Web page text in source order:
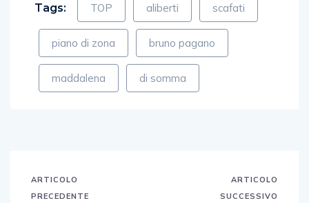
Tags: TOP aliberti scafati
piano di zona bruno pagano
maddalena di somma
ARTICOLO
PRECEDENTE
ARTICOLO
SUCCESSIVO